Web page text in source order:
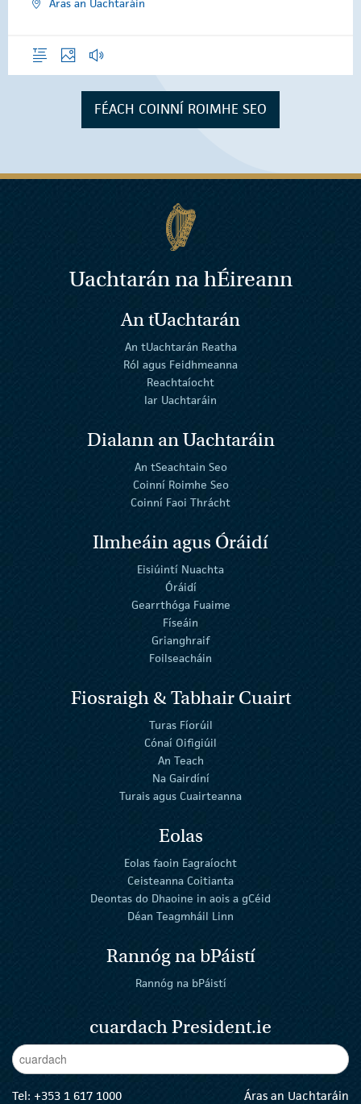
Áras an Uachtaráin
ForléargasGrianghraif
FÉACH COINNÍ ROIMHE SEO
Uachtarán nahÉireann
An tUachtarán
An tUachtarán Reatha
Ról agus Feidhmeanna
Reachtaíocht
Iar Uachtaráin
Dialann an Uachtaráin
An tSeachtain Seo
Coinní Roimhe Seo
Coinní Faoi Thrácht
Ilmheáin agus Óráidí
Eisiúintí Nuachta
Óráidí
Gearrthóga Fuaime
Físeáin
Grianghraif
Foilseacháin
Fiosraigh & Tabhair Cuairt
Turas Fíorúil
Cónaí Oifigiúil
An Teach
Na Gairdíní
Turais agus Cuairteanna
Eolas
Eolas faoin Eagraíocht
Ceisteanna Coitianta
Deontas do Dhaoine in aois a gCéid
Déan Teagmháil Linn
Rannóg na bPáistí
Rannóg na bPáistí
cuardach President.ie
Enter Keywords
Tel: +353 1 617 1000 Áras an Uachtaráin